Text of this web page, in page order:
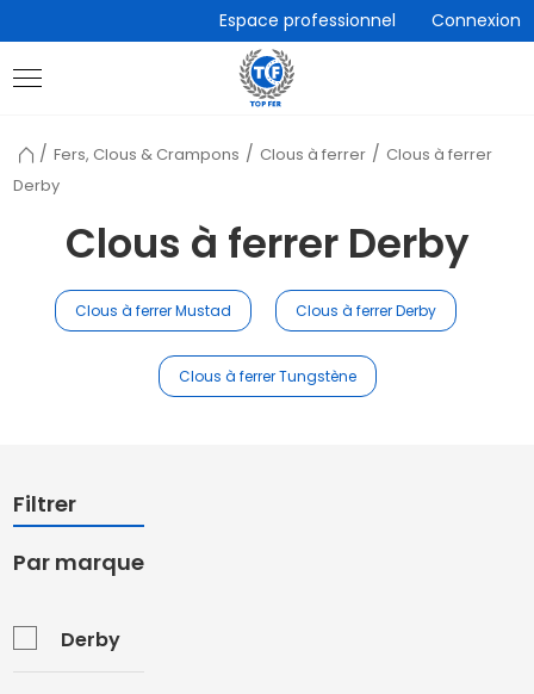
directement
au
contenu
Espace professionnel Connexion
Retour
à
l'accueil
Fers, Clous & Crampons Clous à ferrer
Clous à ferrer
Derby
Clous à ferrer Derby
Clous à ferrer Mustad Clous à ferrer Derby
Clous à ferrer Tungstène
Filtrer
Par marque
Derby